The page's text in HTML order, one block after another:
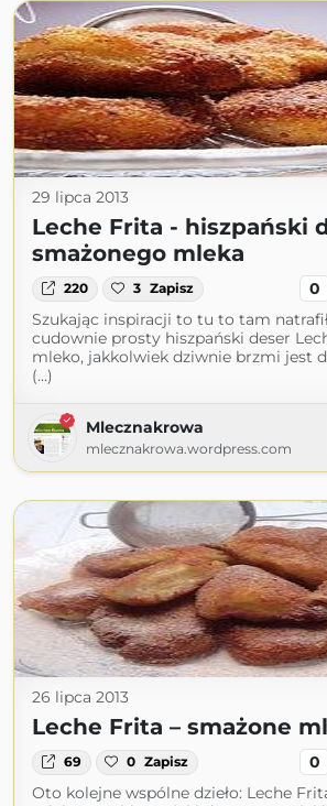
29 lipca 2013
Leche Frita - hiszpański
smażonego mleka
220 3 Zapisz 0
Szukając inspiracji to tu to tam
cudownie prosty hiszpański deser
mleko, jakkolwiek dziwnie brzmi jest
(...)
Mlecznakrowa
mlecznakrowa.wordpress.com
26 lipca 2013
Leche Frita – smażone
69 0 Zapisz 0
Oto kolejne wspólne dzieło: Leche